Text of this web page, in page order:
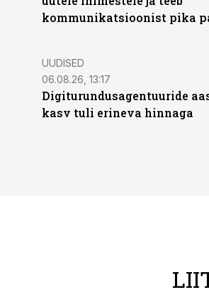
kommunikatsioonist pika
UUDISED
06.08.26, 13:17
Digiturundusagentuuride
kasv tuli erineva hinnaga